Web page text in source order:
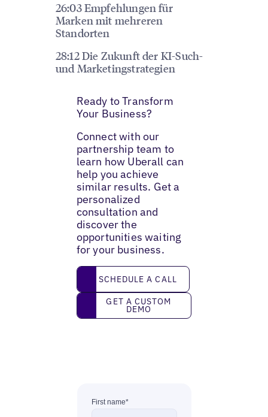
26:03 Empfehlungen für
Marken mit mehreren
Standorten
28:12 Die Zukunft der KI-Such-
und Marketingstrategien
Ready to Transform
Your Business?
Connect with our
partnership team to
learn how Uberall can
help you achieve
similar results. Get a
personalized
consultation and
discover the
opportunities waiting
for your business.
Schedule a call
SCHEDULE A CALL
Get a custom demo
GET A CUSTOM
DEMO